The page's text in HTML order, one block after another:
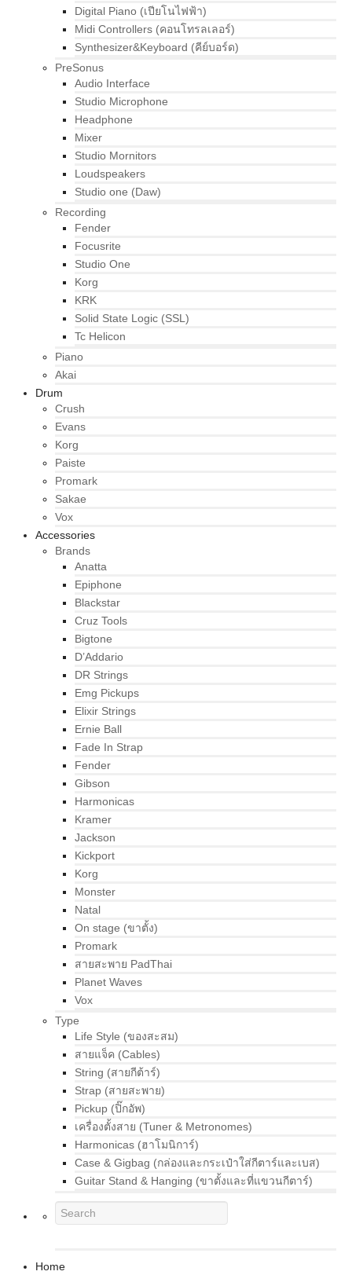
Digital Piano (เปียโนไฟฟ้า)
Midi Controllers (คอนโทรลเลอร์)
Synthesizer&Keyboard (คีย์บอร์ด)
PreSonus
Audio Interface
Studio Microphone
Headphone
Mixer
Studio Mornitors
Loudspeakers
Studio one (Daw)
Recording
Fender
Focusrite
Studio One
Korg
KRK
Solid State Logic (SSL)
Tc Helicon
Piano
Akai
Drum
Crush
Evans
Korg
Paiste
Promark
Sakae
Vox
Accessories
Brands
Anatta
Epiphone
Blackstar
Cruz Tools
Bigtone
D’Addario
DR Strings
Emg Pickups
Elixir Strings
Ernie Ball
Fade In Strap
Fender
Gibson
Harmonicas
Kramer
Jackson
Kickport
Korg
Monster
Natal
On stage (ขาตั้ง)
Promark
สายสะพาย PadThai
Planet Waves
Vox
Type
Life Style (ของสะสม)
สายแจ็ค (Cables)
String (สายกีต้าร์)
Strap (สายสะพาย)
Pickup (ปิ๊กอัพ)
เครื่องตั้งสาย (Tuner & Metronomes)
Harmonicas (ฮาโมนิการ์)
Case & Gigbag (กล่องและกระเป๋าใส่กีตาร์และเบส)
Guitar Stand & Hanging (ขาตั้งและที่แขวนกีตาร์)
Home